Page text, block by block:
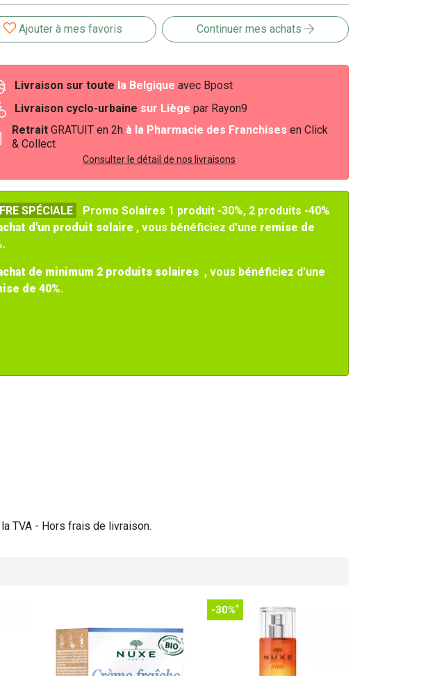
Ajouter à mes favoris Continuer mes achats
Livraison sur toute la Belgique avec Bpost
Livraison cyclo-urbaine sur Liège par Rayon9
RetraitGRATUIT en 2h à la Pharmacie des Franchises en Click
& Collect
Consulter le détail de nos livraisons
SPÉCIALE
Promo Solaires 1 produit -30%, 2 produits -40%
d'un produit solaire , vous bénéficiez d'une remise de
.
de minimum 2 produits solaires , vous bénéficiez d'une
de 40%.
TVA - Hors frais de livraison.
-30%*